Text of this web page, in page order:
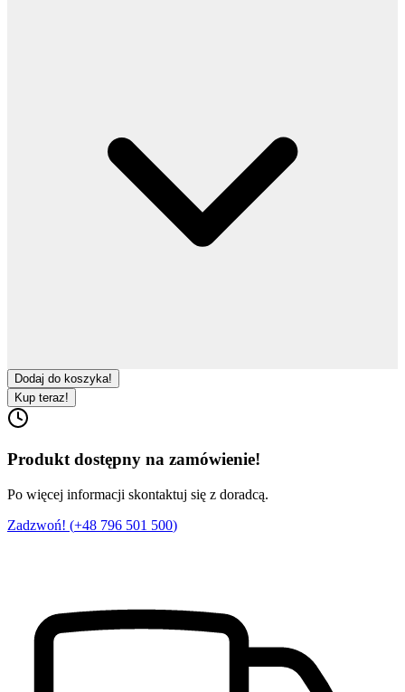
Dodaj do koszyka!
Kup teraz!
Produkt dostępny na zamówienie!
Po więcej informacji skontaktuj się z doradcą.
Zadzwoń! (+48 796 501 500)